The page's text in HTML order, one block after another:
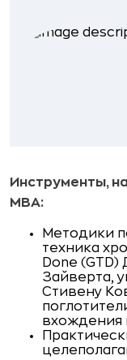
Инструменты,
MBA:
Методики
техника
Done
Зайверта,
Стивену
вхождения